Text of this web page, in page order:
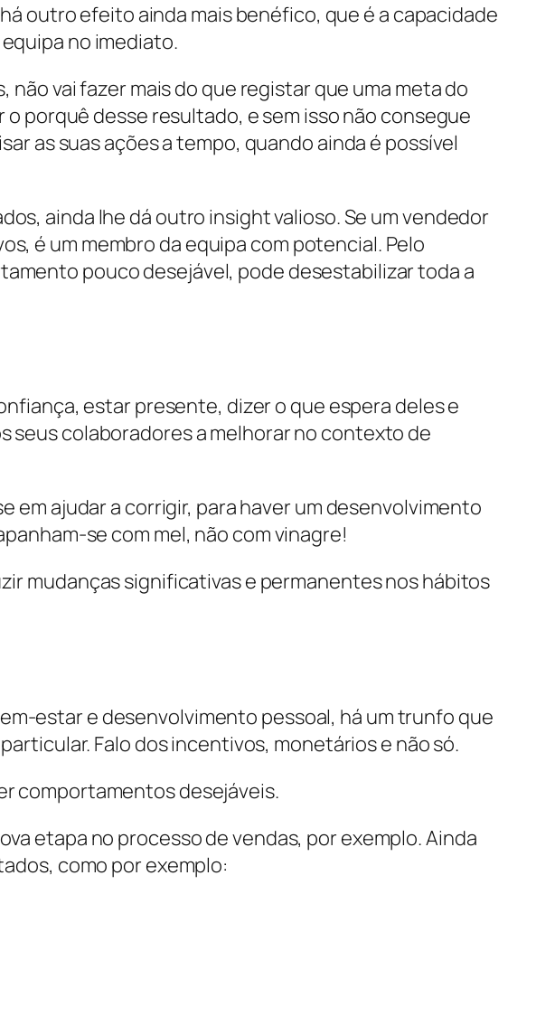
outro efeito ainda mais benéfico, que é a capacidade
no imediato.
não vai fazer mais do que registar que uma meta do
porquê desse resultado, e sem isso não consegue
as suas ações a tempo, quando ainda é possível
ainda lhe dá outro insight valioso. Se um vendedor
é um membro da equipa com potencial. Pelo
pouco desejável, pode desestabilizar toda a
estar presente, dizer o que espera deles e
seus colaboradores a melhorar no contexto de
ajudar a corrigir, para haver um desenvolvimento
se com mel, não com vinagre!
mudanças significativas e permanentes nos hábitos
estar e desenvolvimento pessoal, há um trunfo que
Falo dos incentivos, monetários e não só.
comportamentos desejáveis.
etapa no processo de vendas, por exemplo. Ainda
como por exemplo: